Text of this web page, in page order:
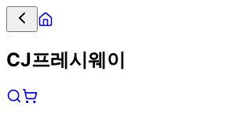
CJ프레시웨이